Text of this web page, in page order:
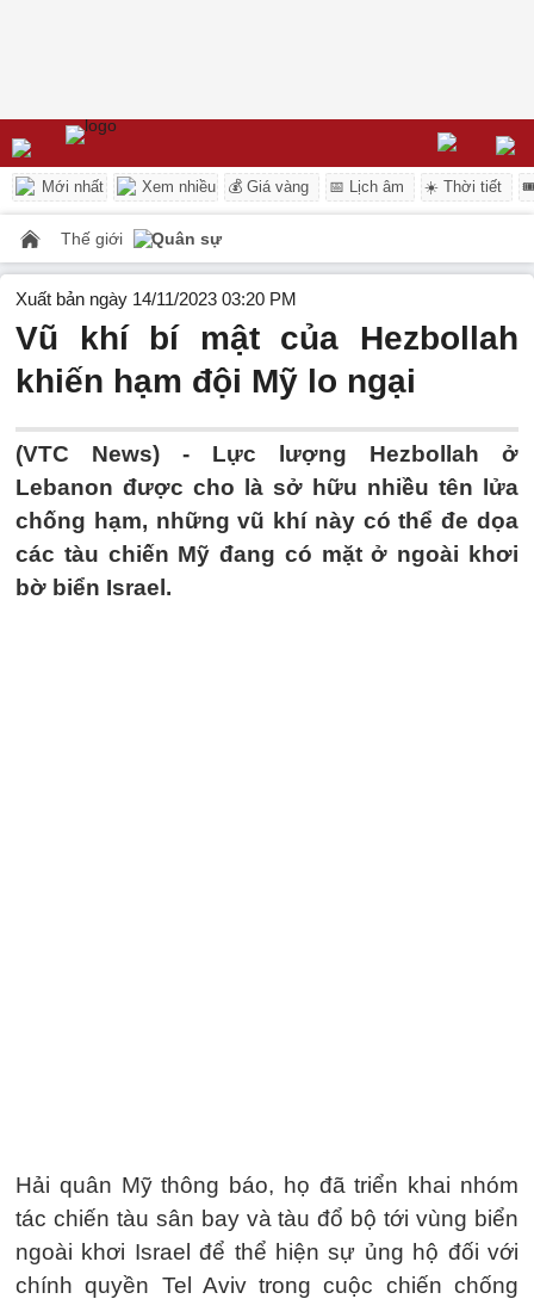
Mới nhất Xem nhiều 💰 Giá vàng 📅 Lịch âm ☀️ Thời tiết
Thế giới Quân sự
Xuất bản ngày 14/11/2023 03:20 PM
Vũ khí bí mật của Hezbollah
khiến hạm đội Mỹ lo ngại
(VTC News) - Lực lượng Hezbollah ở
Lebanon được cho là sở hữu nhiều tên lửa
chống hạm, những vũ khí này có thể đe dọa
các tàu chiến Mỹ đang có mặt ở ngoài khơi
bờ biển Israel.
Hải quân Mỹ thông báo, họ đã triển khai nhóm
tác chiến tàu sân bay và tàu đổ bộ tới vùng biển
ngoài khơi Israel để thể hiện sự ủng hộ đối với
chính quyền Tel Aviv trong cuộc chiến chống